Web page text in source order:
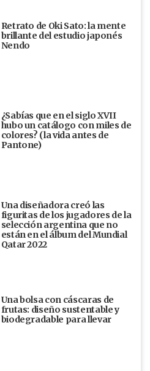
Retrato de Oki Sato: la mente
brillante del estudio japonés
Nendo
¿Sabías que en el siglo XVII
hubo un catálogo con miles de
colores? (la vida antes de
Pantone)
Una diseñadora creó las
figuritas de los jugadores de la
selección argentina que no
están en el álbum del Mundial
Qatar 2022
Una bolsa con cáscaras de
frutas: diseño sustentable y
biodegradable para llevar